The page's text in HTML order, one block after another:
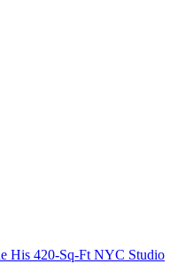
His 420-Sq-Ft NYC Studio